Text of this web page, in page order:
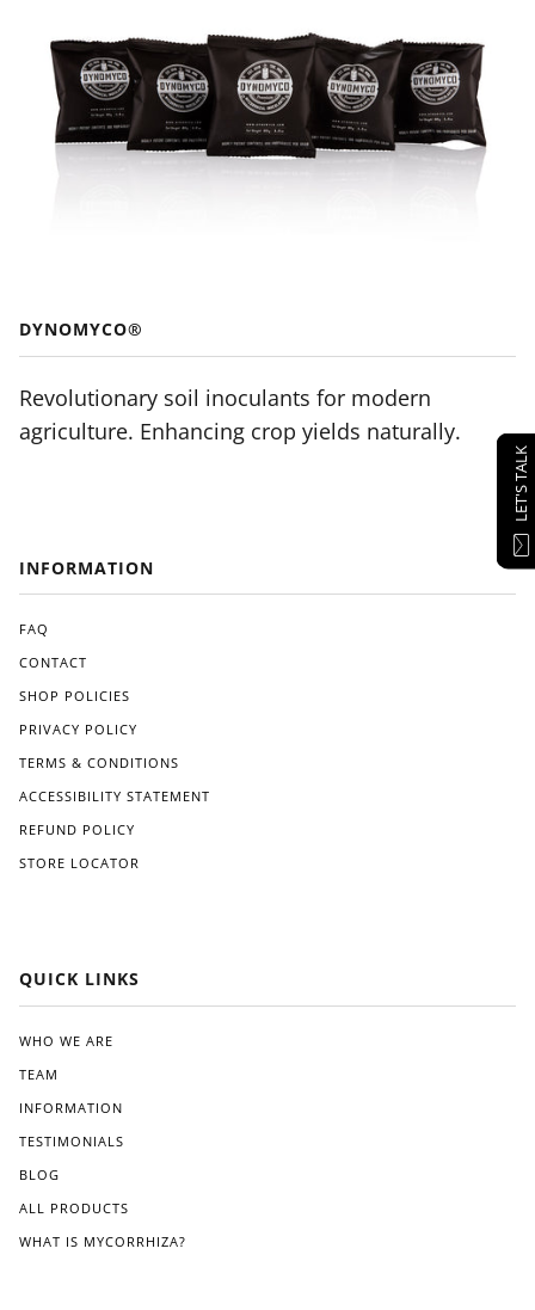
DYNOMYCO®
Revolutionary soil inoculants for modern
agriculture. Enhancing crop yields naturally.
INFORMATION
FAQ
CONTACT
SHOP POLICIES
PRIVACY POLICY
TERMS & CONDITIONS
ACCESSIBILITY STATEMENT
REFUND POLICY
STORE LOCATOR
QUICK LINKS
WHO WE ARE
TEAM
INFORMATION
TESTIMONIALS
BLOG
ALL PRODUCTS
WHAT IS MYCORRHIZA?
LET'S TALK